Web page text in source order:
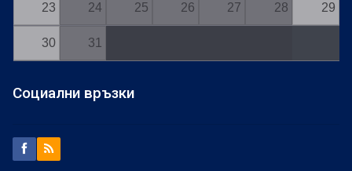
23 24 25 26 27 28 29
30 31
Социални връзки